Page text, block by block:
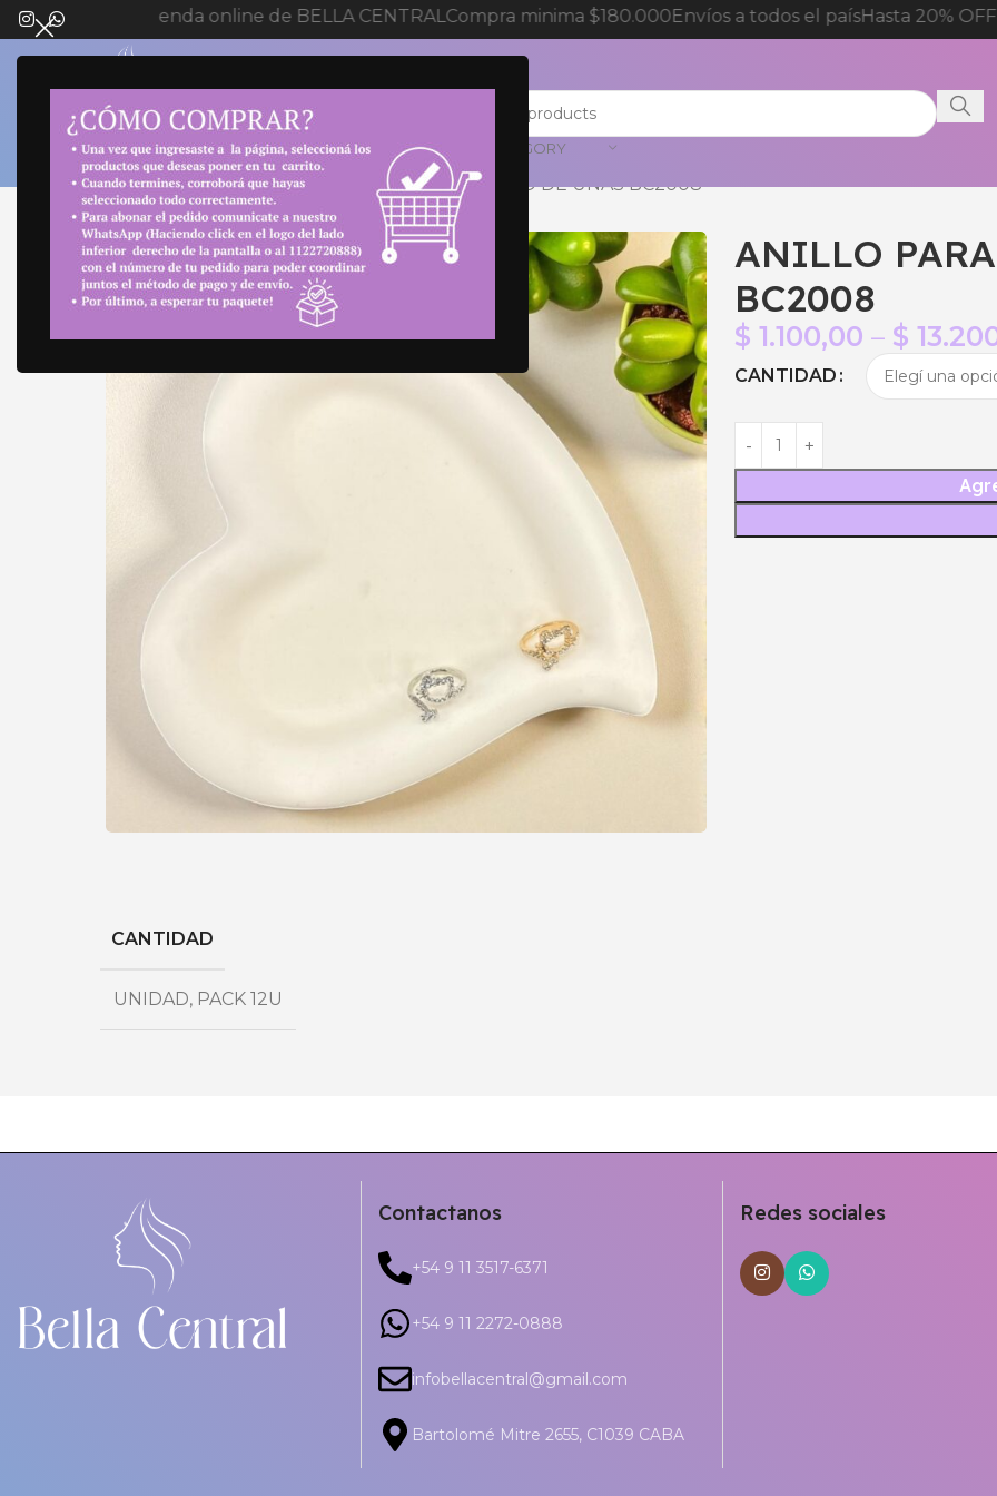
Bienvenida a tienda online de BELLA CENTRALCompra minima $180.000Envíos a todos el paísHasta 20% OFF
SELECT CATEGORY
Inicio BIJOUTERIE ANILLOS ANILLO PARA FOTO DE UÑAS BC2008
ANILLO
BC2008
$ 1.100,00 – $
CANTIDAD
CANTIDAD
UNIDAD, PACK 12U
Contactanos
+54 9 11 3517-6371
+54 9 11 2272-0888
infobellacentral@gmail.com
Bartolomé Mitre 2655, C1039 CABA
Redes sociales